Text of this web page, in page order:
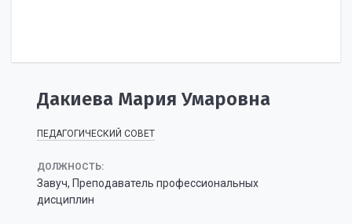
Дакиева Мария Умаровна
ПЕДАГОГИЧЕСКИЙ СОВЕТ
ДОЛЖНОСТЬ:
Завуч, Преподаватель профессиональных
дисциплин